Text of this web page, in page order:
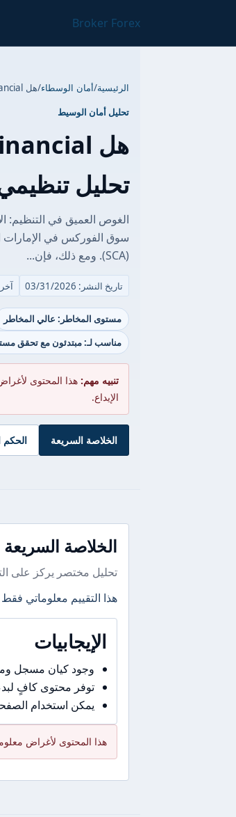
Broker Forex
الرئيسية/أمان الوسطاء/هل Century Financial آمن أم عملية احتيال؟ تحليل تنظيمي معمّق
تحليل أمان الوسيط
تحليل
سوق الفوركس في الإمارات
(SCA). ومع ذلك، فإن...
تاريخ النشر: 03/31/2026 آخر
مستوى المخاطر: عالي المخاطر
مناسب لـ: مبتدئون مع تحقق
تنبيه مهم: هذا المحتوى
الإيداع.
الخلاصة السريعة الحكم
الخلاصة السريعة
تحليل مختصر يركز على
هذا التقييم معلوماتي
الإيجابيات
وجود كيان مسجل
توفر محتوى كافٍ
يمكن استخدام
هذا المحتوى لأغراض